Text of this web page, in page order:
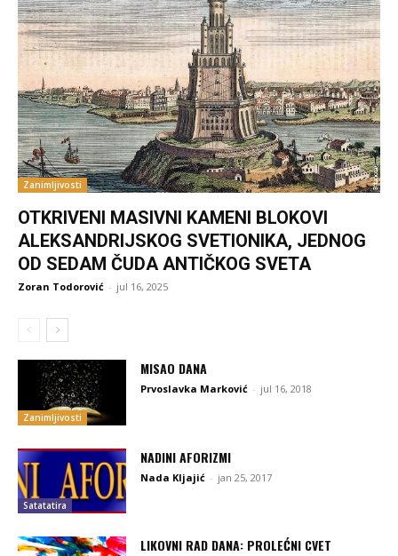
Zanimljivosti
OTKRIVENI MASIVNI KAMENI BLOKOVI
ALEKSANDRIJSKOG SVETIONIKA, JEDNOG
OD SEDAM ČUDA ANTIČKOG SVETA
Zoran Todorović - jul 16, 2025
Zanimljivosti
MISAO DANA
Prvoslavka Marković - jul 16, 2018
Satatatira
NADINI AFORIZMI
Nada Kljajić - jan 25, 2017
LIKOVNI RAD DANA: PROLEĆNI CVET